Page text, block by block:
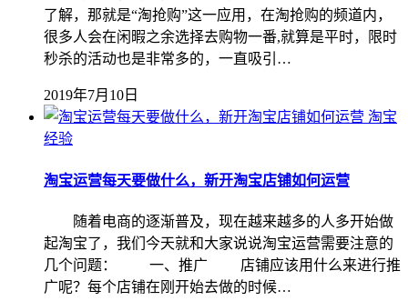
了解，那就是“淘抢购”这一应用，在淘抢购的频道内，
很多人会在闲暇之余选择去购物一番,就算是平时，限时
秒杀的活动也是非常多的，一直吸引…
2019年7月10日
淘宝
经验
淘宝运营每天要做什么，新开淘宝店铺如何运营
随着电商的逐渐普及，现在越来越多的人多开始做
起淘宝了，我们今天就和大家说说淘宝运营需要注意的
几个问题： 一、推广 店铺应该用什么来进行推
广呢？每个店铺在刚开始去做的时候…